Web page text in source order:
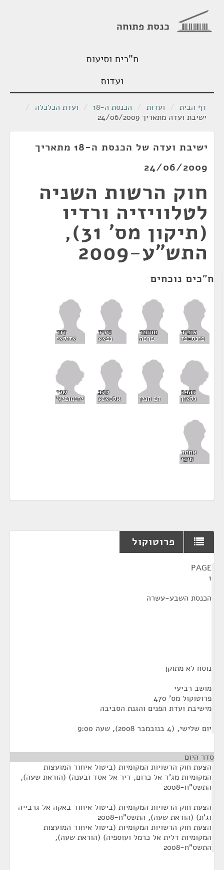
כנסת פתוחה
ח"כים וסיעות
ועדות
דף הבית / ועדות / הכנסת ה-18 / ועדת הכלכלה /
ישיבת ועדה מתאריך 24/06/2009
ישיבת ועדה של הכנסת ה-18 מתאריך
24/06/2009
חוק הרשות השניה
לטלוויזיה ורדיו
(תיקון מס' 31),
התש"ע-2009
ח"כים נוכחים
אופיר
פינס-פז
מוחמד
ברכה
סעיד
נפאע
דוד
אזולאי
זהבה
גלאון דב חנין
טלב
אלסאנע
שלי
יחימוביץ'
אחמד
טיבי
פרוטוקול
PAGE
1
הכנסת השבע-עשרה
נוסח לא מתוקן
מושב רביעי
פרוטוקול מס' 470
מישיבת ועדת הפנים והגנת הסביבה
יום שלישי, (4 בנובמבר 2008), שעה 9:00
סדר היום
הצעת חוק הרשויות המקומיות (ביטול איחוד המועצות
המקומיות מג'ד אל כרום, דיר אל אסד ובענה) (הוראת שעה),
התשס"ח-2008
הצעת חוק הרשויות המקומיות (ביטול איחוד באקה אל גרבייה
וג'ת) (הוראת שעה), התשס"ח-2008
הצעת חוק הרשויות המקומיות (ביטול איחוד המועצות
המקומיות דלית אל כרמל ועוספיה) (הוראת שעה),
התשס"ח-2008